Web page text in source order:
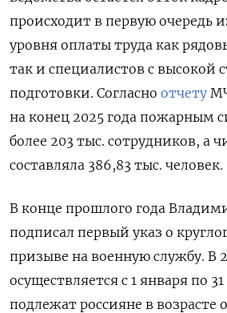
происходит в первую очередь
уровня оплаты труда как
так и специалистов с высокой
подготовки. Согласно отчету
на конец 2025 года пожарным
более 203 тыс. сотрудников, а
составляла 386,83 тыс. человек.
В конце прошлого года
подписал первый указ о
призыве на военную службу. В
осуществляется с 1 января по
подлежат россияне в возрасте